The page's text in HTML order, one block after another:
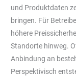
und Produktdaten
bringen. Für
höhere
Standorte hinweg.
Anbindung an
Perspektivisch